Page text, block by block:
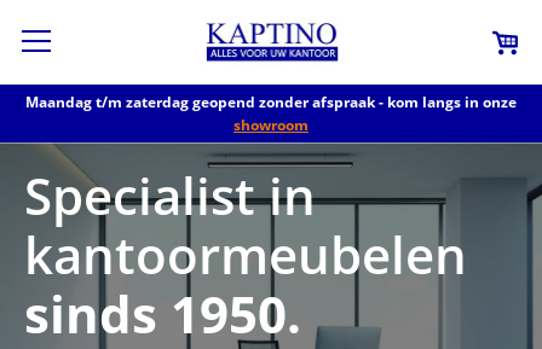
Maandag t/m zaterdag geopend zonder afspraak - kom langs in onze
showroom
Specialist in
kantoormeubelen
sinds 1950.